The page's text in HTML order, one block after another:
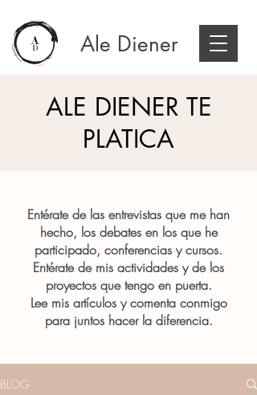
Ale Diener
ALE DIENER TE
PLATICA
Entérate de las entrevistas que me han
hecho, los debates en los que he
participado, conferencias y cursos.
Entérate de mis actividades y de los
proyectos que tengo en puerta.
Lee mis artículos y comenta conmigo
para juntos hacer la diferencia.
BLOG